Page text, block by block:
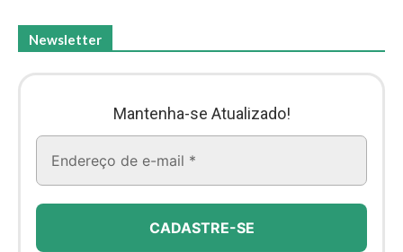
Newsletter
Mantenha-se Atualizado!